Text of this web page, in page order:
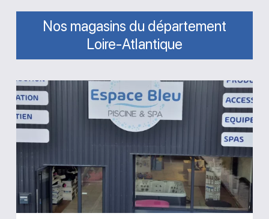
Nos magasins du département
Loire-Atlantique
Magasin
Espace
Bleu
Piscine
et
Spa